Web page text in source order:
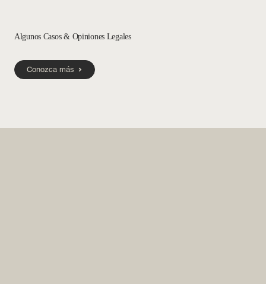
Algunos Casos & Opiniones Legales
Conozca más